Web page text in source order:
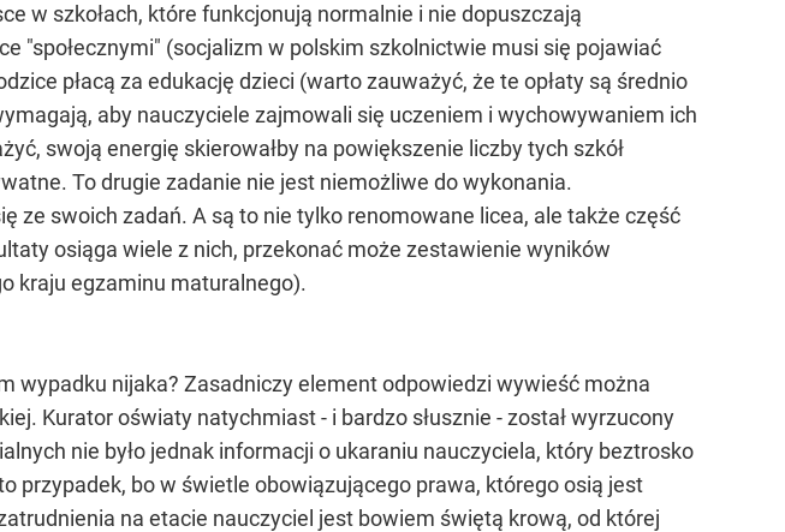
w szkołach, które funkcjonują normalnie i nie dopuszczają
"społecznymi" (socjalizm w polskim szkolnictwie musi się pojawiać
płacą za edukację dzieci (warto zauważyć, że te opłaty są średnio
aby nauczyciele zajmowali się uczeniem i wychowywaniem ich
swoją energię skierowałby na powiększenie liczby tych szkół
To drugie zadanie nie jest niemożliwe do wykonania.
ze swoich zadań. A są to nie tylko renomowane licea, ale także część
osiąga wiele z nich, przekonać może zestawienie wyników
kraju egzaminu maturalnego).
wypadku nijaka? Zasadniczy element odpowiedzi wywieść można
Kurator oświaty natychmiast - i bardzo słusznie - został wyrzucony
nie było jednak informacji o ukaraniu nauczyciela, który beztrosko
przypadek, bo w świetle obowiązującego prawa, którego osią jest
na etacie nauczyciel jest bowiem świętą krową, od której